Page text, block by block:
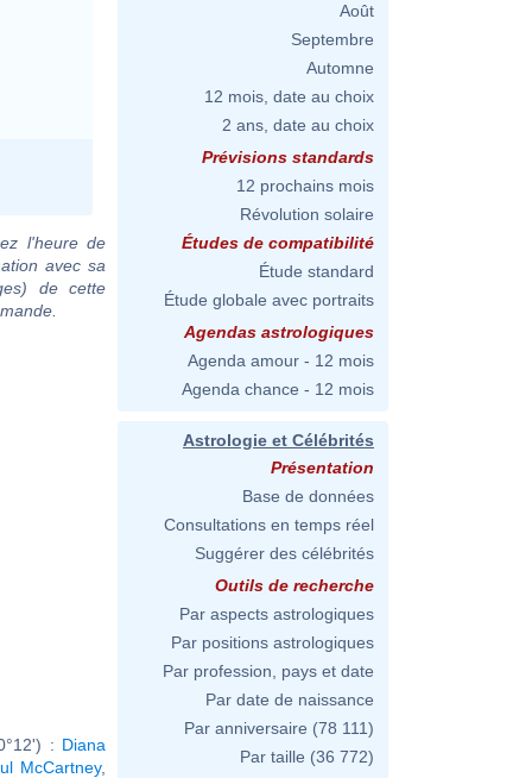
l'heure de
avec sa
de cette
: Diana
McCartney,
Août
Septembre
Automne
12 mois, date au choix
2 ans, date au choix
Prévisions standards
12 prochains mois
Révolution solaire
Études de compatibilité
Étude standard
Étude globale avec portraits
Agendas astrologiques
Agenda amour - 12 mois
Agenda chance - 12 mois
Astrologie et Célébrités
Présentation
Base de données
Consultations en temps réel
Suggérer des célébrités
Outils de recherche
Par aspects astrologiques
Par positions astrologiques
Par profession, pays et date
Par date de naissance
Par anniversaire (78 111)
Par taille (36 772)